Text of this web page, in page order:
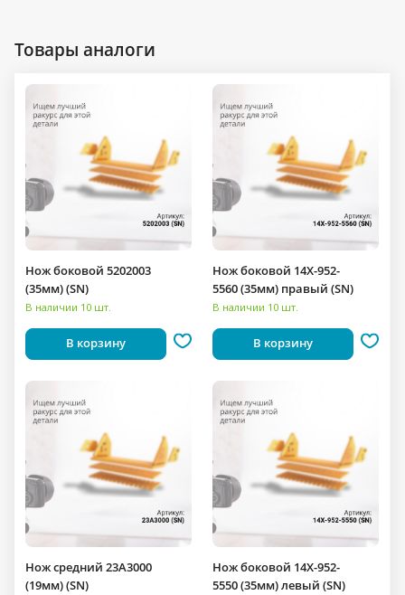
Товары аналоги
Нож боковой 5202003
(35мм) (SN)
В наличии 10 шт.
В корзину
Нож боковой 14X-952-
5560 (35мм) правый (SN)
В наличии 10 шт.
В корзину
Нож средний 23A3000
(19мм) (SN)
Нож боковой 14X-952-
5550 (35мм) левый (SN)